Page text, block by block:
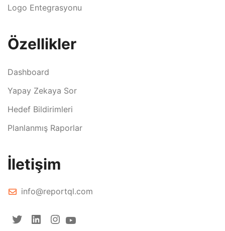
Logo Entegrasyonu
Özellikler
Dashboard
Yapay Zekaya Sor
Hedef Bildirimleri
Planlanmış Raporlar
İletişim
info@reportql.com